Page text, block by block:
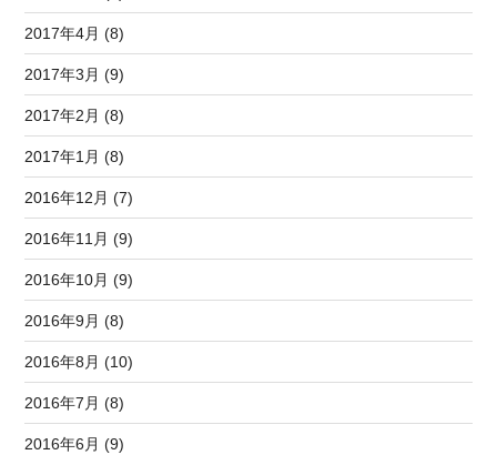
2017年4月 (8)
2017年3月 (9)
2017年2月 (8)
2017年1月 (8)
2016年12月 (7)
2016年11月 (9)
2016年10月 (9)
2016年9月 (8)
2016年8月 (10)
2016年7月 (8)
2016年6月 (9)